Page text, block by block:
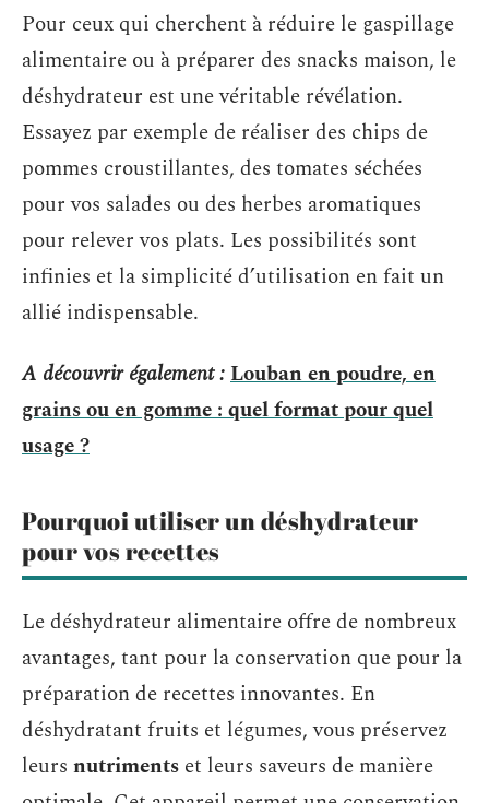
Pour ceux qui cherchent à réduire le gaspillage
alimentaire ou à préparer des snacks maison, le
déshydrateur est une véritable révélation.
Essayez par exemple de réaliser des chips de
pommes croustillantes, des tomates séchées
pour vos salades ou des herbes aromatiques
pour relever vos plats. Les possibilités sont
infinies et la simplicité d’utilisation en fait un
allié indispensable.
A découvrir également :Louban en poudre, en
grains ou en gomme : quel format pour quel
usage ?
Pourquoi utiliser un déshydrateur
pour vos recettes
Le déshydrateur alimentaire offre de nombreux
avantages, tant pour la conservation que pour la
préparation de recettes innovantes. En
déshydratant fruits et légumes, vous préservez
leurs nutriments et leurs saveurs de manière